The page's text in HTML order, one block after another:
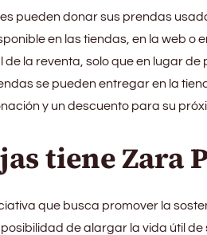
pueden donar sus prendas
en las tiendas, en la web o
de la reventa, solo que en lugar de
se pueden entregar en la
y un descuento para su
tiene Zara
que busca promover la
de alargar la vida útil